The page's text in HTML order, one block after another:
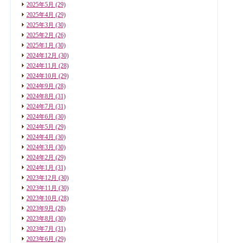
2025年5月 (29)
2025年4月 (29)
2025年3月 (30)
2025年2月 (26)
2025年1月 (30)
2024年12月 (30)
2024年11月 (28)
2024年10月 (29)
2024年9月 (28)
2024年8月 (31)
2024年7月 (31)
2024年6月 (30)
2024年5月 (29)
2024年4月 (30)
2024年3月 (30)
2024年2月 (29)
2024年1月 (31)
2023年12月 (30)
2023年11月 (30)
2023年10月 (28)
2023年9月 (28)
2023年8月 (30)
2023年7月 (31)
2023年6月 (29)